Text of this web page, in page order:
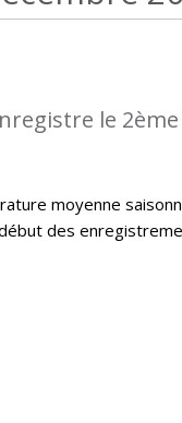
le
moyenne
des